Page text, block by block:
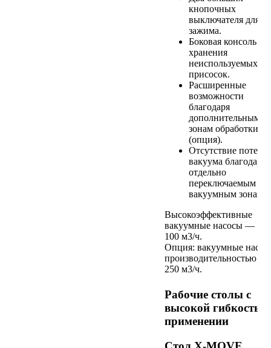
кнопочных
выключателя для
зажима.
Боковая консоль
хранения
неиспользуемых
присосок.
Расширенные
возможности
благодаря
дополнительным
зонам обработки
(опция).
Отсутствие потерь
вакуума благодаря
отдельно
переключаемым
вакуумным зонам.
Высокоэффективные
вакуумные насосы —
100 м3/ч.
Опция: вакуумные
производительностью
250 м3/ч.
Рабочие столы с
высокой
применении